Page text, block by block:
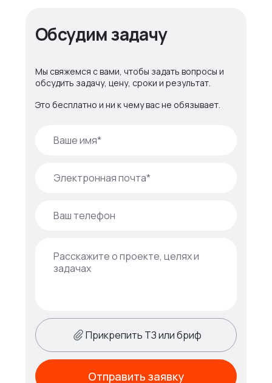
Обсудим задачу
Мы свяжемся с вами, чтобы задать вопросы и
обсудить задачу, цену, сроки и результат.
Это бесплатно и ни к чему вас не обязывает.
Прикрепить ТЗ или бриф
Отправить заявку